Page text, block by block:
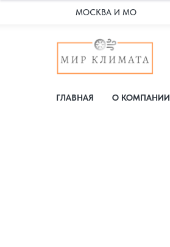
МОСКВА И МО
ГЛАВНАЯ О КОМПАНИИ